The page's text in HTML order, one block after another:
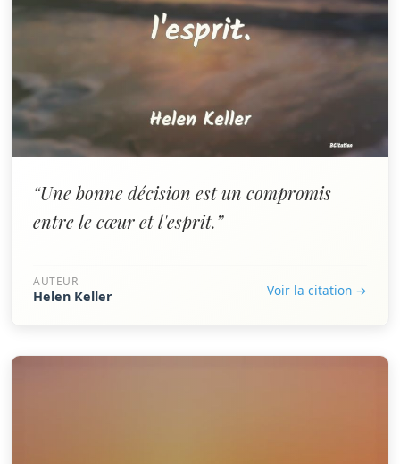
“Une bonne décision est un compromis
entre le cœur et l'esprit.”
AUTEUR
Helen Keller Voir la citation →